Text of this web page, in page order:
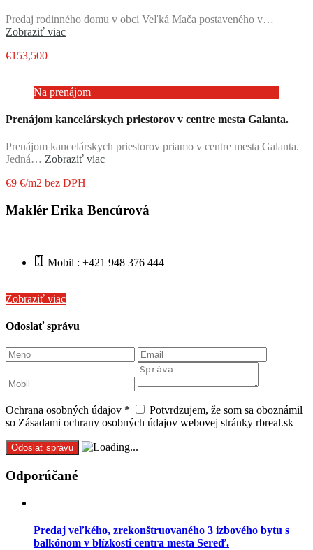
Predaj rodinného domu v obci Veľká Mača postaveného v…
Zobraziť viac
€153,500
Na prenájom
Prenájom kancelárskych priestorov v centre mesta Galanta.
Prenájom kancelárskych priestorov priamo v centre mesta Galanta.
Jedná… Zobraziť viac
€9 €/m2 bez DPH
Maklér Erika Bencúrová
Mobil : +421 948 376 444
Zobraziť viac
Odoslať správu
Ochrana osobných údajov *
Potvrdzujem, že som sa oboznámil
so Zásadami ochrany osobných údajov webovej stránky rbreal.sk
Odporúčané
Predaj veľkého, zrekonštruovaného 3 izbového bytu s
balkónom v blízkosti centra mesta Sereď.